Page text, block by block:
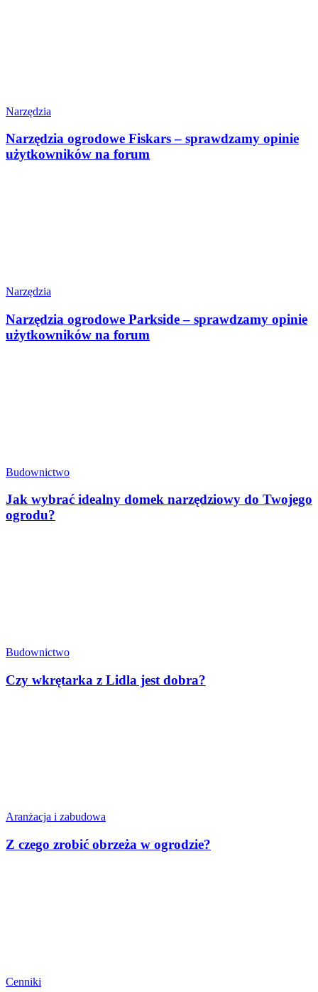
Narzędzia
Narzędzia ogrodowe Fiskars – sprawdzamy opinie
użytkowników na forum
Narzędzia
Narzędzia ogrodowe Parkside – sprawdzamy opinie
użytkowników na forum
Budownictwo
Jak wybrać idealny domek narzędziowy do Twojego
ogrodu?
Budownictwo
Czy wkrętarka z Lidla jest dobra?
Aranżacja i zabudowa
Z czego zrobić obrzeża w ogrodzie?
Cenniki